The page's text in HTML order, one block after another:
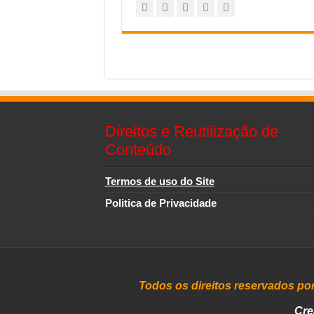
Direitos e Reutilização de
Conteúdo
Termos de uso do Site
Politica de Privacidade
Todos os direitos reservados